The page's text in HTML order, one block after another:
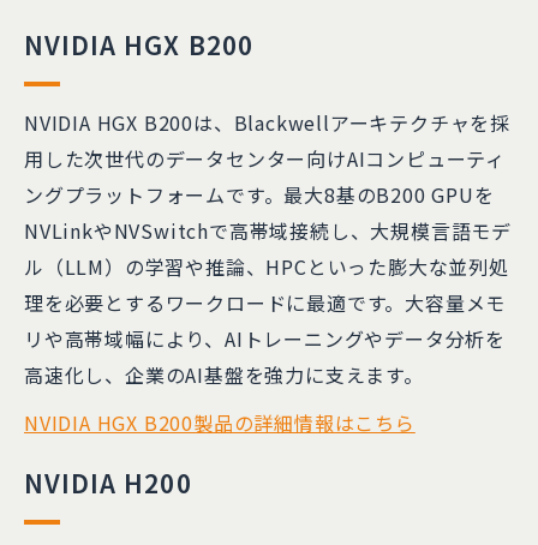
NVIDIA HGX B200
NVIDIA HGX B200は、Blackwellアーキテクチャを採
用した次世代のデータセンター向けAIコンピューティ
ングプラットフォームです。最大8基のB200 GPUを
NVLinkやNVSwitchで高帯域接続し、大規模言語モデ
ル（LLM）の学習や推論、HPCといった膨大な並列処
理を必要とするワークロードに最適です。大容量メモ
リや高帯域幅により、AIトレーニングやデータ分析を
高速化し、企業のAI基盤を強力に支えます。
NVIDIA HGX B200製品の詳細情報はこちら
NVIDIA H200